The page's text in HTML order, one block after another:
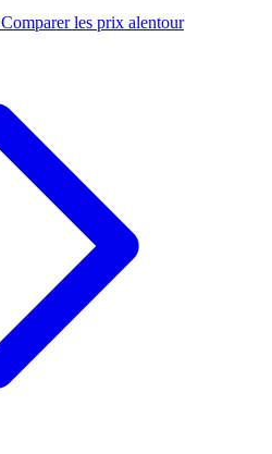
Comparer les prix alentour